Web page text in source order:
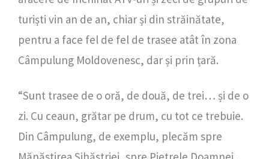
turiști vin an de an, chiar și din străinătate,
pentru a face fel de fel de trasee atât în zona
Câmpulung Moldovenesc, dar și prin țară.
“Sunt trasee de o oră, de două, de trei… și de o
zi. Cu ceaun, grătar pe drum, cu tot ce trebuie.
Din Câmpulung, de exemplu, plecăm spre